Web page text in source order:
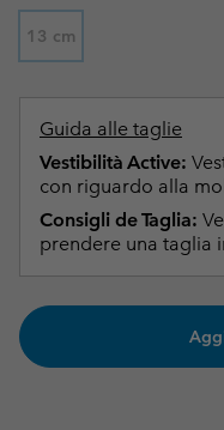
13 cm
Guida alle taglie
Vestibilità Active:
con riguardo alla
Consigli de Taglia:
prendere una taglia